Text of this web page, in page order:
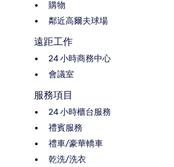
購物
鄰近高爾夫球場
遠距工作
24 小時商務中心
會議室
服務項目
24 小時櫃台服務
禮賓服務
禮車/豪華轎車
乾洗/洗衣